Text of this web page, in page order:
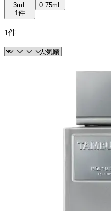
3mL
1件
0.75mL
1件